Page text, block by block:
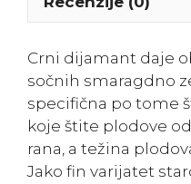
Crni dijamant daje
sočnih smaragdno
specifična po tome
koje štite plodove
rana, a težina
Jako fin varijatet